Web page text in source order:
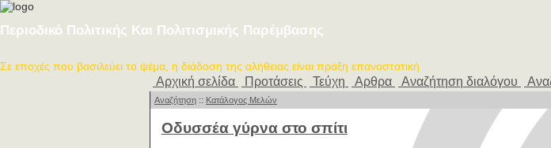
Περιοδικό Πολιτικής Και Πολιτισμικής Παρέμβασης
Σε εποχές που βασιλεύει το ψέμα, η διάδοση της αλήθειας είναι πράξη επαναστατική
Αρχική σελίδα Προτάσεις Τεύχη Αρθρα Αναζήτηση διαλόγου
Αναζήτηση :: Κατάλογος Μελών
Οδυσσέα γύρνα στο σπίτι